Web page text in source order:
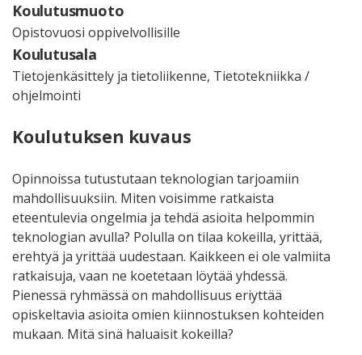
Koulutusmuoto
Opistovuosi oppivelvollisille
Koulutusala
Tietojenkäsittely ja tietoliikenne, Tietotekniikka /
ohjelmointi
Koulutuksen kuvaus
Opinnoissa tutustutaan teknologian tarjoamiin
mahdollisuuksiin. Miten voisimme ratkaista
eteentulevia ongelmia ja tehdä asioita helpommin
teknologian avulla? Polulla on tilaa kokeilla, yrittää,
erehtyä ja yrittää uudestaan. Kaikkeen ei ole valmiita
ratkaisuja, vaan ne koetetaan löytää yhdessä.
Pienessä ryhmässä on mahdollisuus eriyttää
opiskeltavia asioita omien kiinnostuksen kohteiden
mukaan. Mitä sinä haluaisit kokeilla?